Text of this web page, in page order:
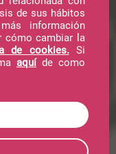
de sus hábitos
información
cómo cambiar la
de cookies.Si
aquíde como